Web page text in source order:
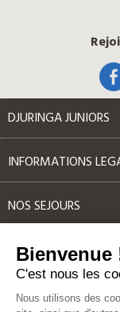
DJURINGA JUNIORS
INFORMATIONS
NOS SEJOURS
AUTRES
Label Qualité
Bienvenue
C'est nous les
Nous utilisons des